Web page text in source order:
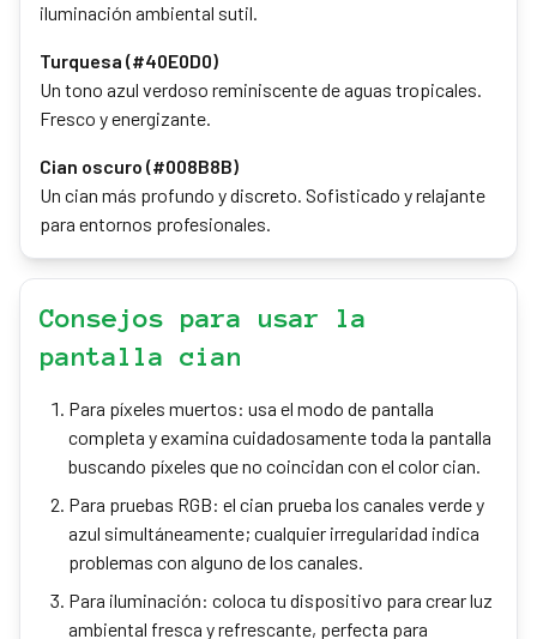
iluminación ambiental sutil.
Turquesa (#40E0D0)
Un tono azul verdoso reminiscente de aguas tropicales.
Fresco y energizante.
Cian oscuro (#008B8B)
Un cian más profundo y discreto. Sofisticado y relajante
para entornos profesionales.
Consejos para usar la
pantalla cian
Para píxeles muertos: usa el modo de pantalla
completa y examina cuidadosamente toda la pantalla
buscando píxeles que no coincidan con el color cian.
Para pruebas RGB: el cian prueba los canales verde y
azul simultáneamente; cualquier irregularidad indica
problemas con alguno de los canales.
Para iluminación: coloca tu dispositivo para crear luz
ambiental fresca y refrescante, perfecta para